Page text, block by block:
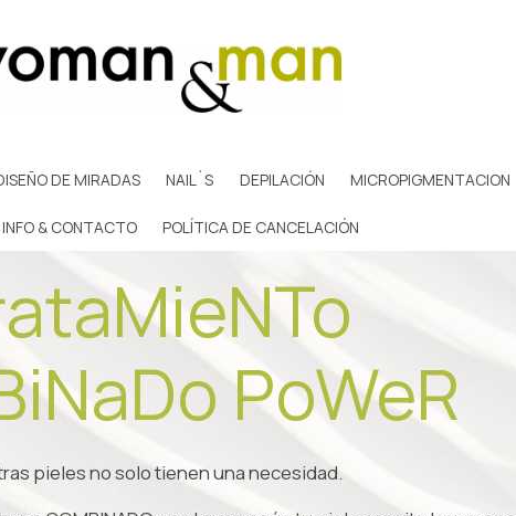
DE MIRADAS NAIL`S DEPILACIÓN MICROPIGMENTACION
INFO & CONTACTO POLÍTICA DE CANCELACIÓN
PoWeR
pieles no solo tienen una necesidad.